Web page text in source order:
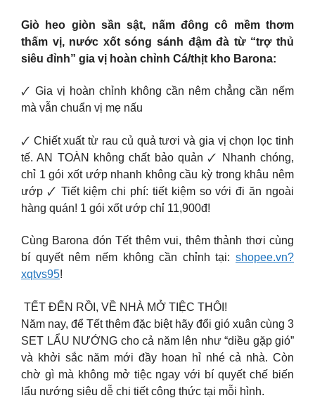
Giò heo giòn sần sật, nấm đông cô mềm thơm
thấm vị, nước xốt sóng sánh đậm đà từ “trợ thủ
siêu đỉnh” gia vị hoàn chỉnh Cá/thịt kho Barona:
🗸 Gia vị hoàn chỉnh không cần nêm chẳng cần nếm
mà vẫn chuẩn vị mẹ nấu
🗸 Chiết xuất từ rau củ quả tươi và gia vị chọn lọc tinh
tế. AN TOÀN không chất bảo quản 🗸 Nhanh chóng,
chỉ 1 gói xốt ướp nhanh không cầu kỳ trong khâu nêm
ướp 🗸 Tiết kiệm chi phí: tiết kiệm so với đi ăn ngoài
hàng quán! 1 gói xốt ướp chỉ 11,900đ!
Cùng Barona đón Tết thêm vui, thêm thảnh thơi cùng
bí quyết nêm nếm không cần chỉnh tại: shopee.vn?
xqtvs95!
️ TẾT ĐẾN RỒI, VỀ NHÀ MỞ TIỆC THÔI! ️
Năm nay, để Tết thêm đặc biệt hãy đổi gió xuân cùng 3
SET LẨU NƯỚNG cho cả năm lên như “diều gặp gió”
và khởi sắc năm mới đầy hoan hỉ nhé cả nhà. Còn
chờ gì mà không mở tiệc ngay với bí quyết chế biến
lẩu nướng siêu dễ chi tiết công thức tại mỗi hình.